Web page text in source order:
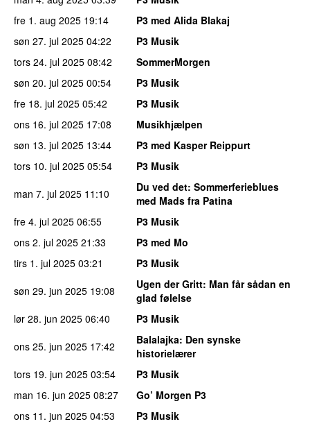
fre 1. aug 2025 19:14
P3 med Alida Blakaj
søn 27. jul 2025 04:22
P3 Musik
tors 24. jul 2025 08:42
SommerMorgen
søn 20. jul 2025 00:54
P3 Musik
fre 18. jul 2025 05:42
P3 Musik
ons 16. jul 2025 17:08
Musikhjælpen
søn 13. jul 2025 13:44
P3 med Kasper Reippurt
tors 10. jul 2025 05:54
P3 Musik
man 7. jul 2025 11:10 Du ved det: Sommerferieblues
med Mads fra Patina
fre 4. jul 2025 06:55
P3 Musik
ons 2. jul 2025 21:33
P3 med Mo
tirs 1. jul 2025 03:21
P3 Musik
søn 29. jun 2025 19:08 Ugen der Gritt: Man får sådan en
glad følelse
lør 28. jun 2025 06:40
P3 Musik
ons 25. jun 2025 17:42 Balalajka: Den synske
historielærer
tors 19. jun 2025 03:54
P3 Musik
man 16. jun 2025 08:27
Go’ Morgen P3
ons 11. jun 2025 04:53
P3 Musik